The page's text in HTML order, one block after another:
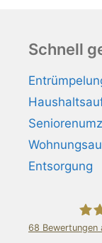
Schnell
Entsorgung
68